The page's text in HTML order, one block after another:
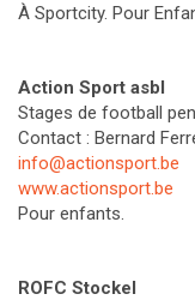
À Sportcity. Pour
Action Sport asbl
Stages de football
Contact : Bernard
info@actionsport.be
www.actionsport.be
Pour enfants.
ROFC Stockel